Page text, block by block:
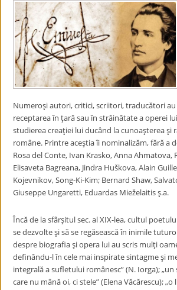
Numeroşi autori, critici, scriitori, traducători
receptarea în ţară sau în străinătate a operei
studierea creaţiei lui ducând la cunoaşterea şi
române. Printre aceştia îi nominalizăm, fără a
Rosa del Conte, Ivan Krasko, Anna Ahmatova,
Elisaveta Bagreana, Jindra Huškova, Alain
Kojevnikov, Song-Ki-Kim; Bernard Shaw,
Giuseppe Ungaretti, Eduardas Mieželaitis ş.a.
Încă de la sfârşitul sec. al XIX-lea, cultul
se dezvolte şi să se regăsească în inimile
despre biografia şi opera lui au scris mulţi
definându-l în cele mai inspirate sintagme şi
integrală a sufletului românesc” (N. Iorga);
care nu mână oi, ci stele” (Elena Văcărescu);